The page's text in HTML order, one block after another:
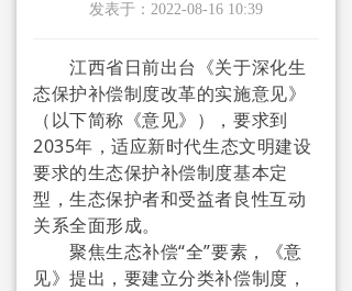
→ 盐碱土壤修复
→ 石油污染、核污染等土壤修复
农残净化
→ 种植业除残素
→ 养殖业除残素
→ 垃圾处理净化环境
发表于： 2022-08-16 10:39
江西省日前出台《关于深化生
态保护补偿制度改革的实施意见》
（以下简称《意见》），要求到
2035年，适应新时代生态文明建设
要求的生态保护补偿制度基本定
型，生态保护者和受益者良性互动
关系全面形成。
聚焦生态补偿“全”要素，《意
见》提出，要建立分类补偿制度，